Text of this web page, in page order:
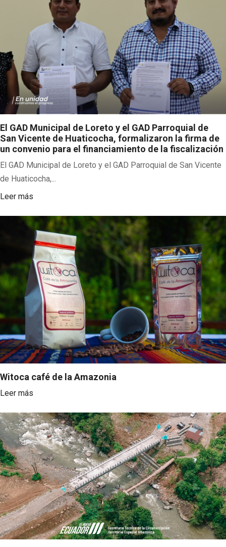
El GAD Municipal de Loreto y el GAD Parroquial de
San Vicente de Huaticocha, formalizaron la firma de
un convenio para el financiamiento de la fiscalización
El GAD Municipal de Loreto y el GAD Parroquial de San Vicente
de Huaticocha,...
Leer más
Witoca café de la Amazonia
Leer más